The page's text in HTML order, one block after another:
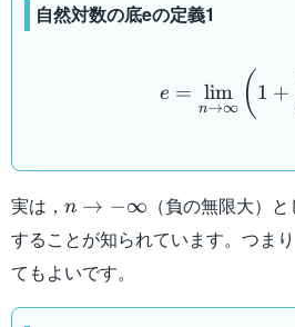
自然対数の底eの定義1
e
e =
n→∞
lim ( 1 +
実は， n\to-
\infty
n → −∞ （負の無限大）
することが知られています。つま
てもよいです。